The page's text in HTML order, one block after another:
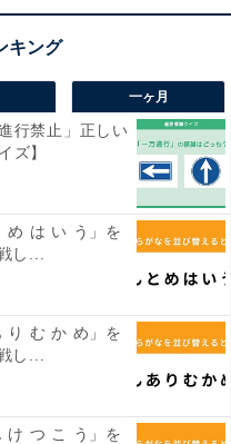
一ヶ月
行禁止」正しい
ズ】
め は い う」を
し...
り む か め」を
し...
け つ こ う」を